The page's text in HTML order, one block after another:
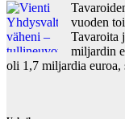
vuoden
Tavaroita
miljardin
oli 1,7 miljardia euroa,